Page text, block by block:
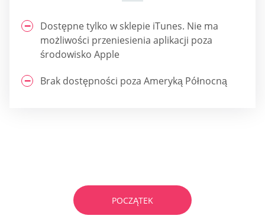
Dostępne tylko w sklepie iTunes. Nie ma
możliwości przeniesienia aplikacji poza
środowisko Apple
Brak dostępności poza Ameryką Północną
POCZĄTEK